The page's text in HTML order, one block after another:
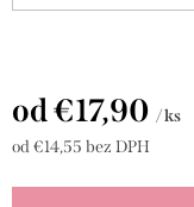
od€17,90 / ks
od€14,55 bez DPH
cena: